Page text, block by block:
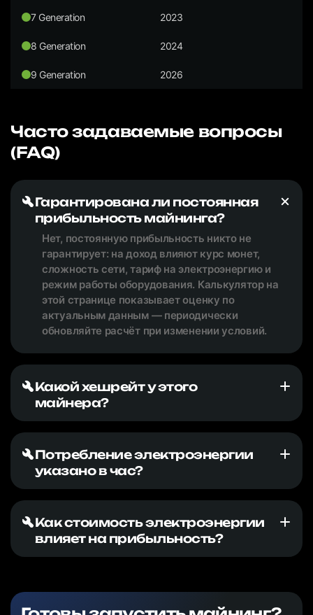
7 Generation 2023
8 Generation 2024
9 Generation 2026
Часто задаваемые вопросы
(FAQ)
Гарантирована ли постоянная
прибыльность майнинга?
Нет, постоянную прибыльность никто не
гарантирует: на доход влияют курс монет,
сложность сети, тариф на электроэнергию и
режим работы оборудования. Калькулятор на
этой странице показывает оценку по
актуальным данным — периодически
обновляйте расчёт при изменении условий.
Какой хешрейт у этого
майнера?
Потребление электроэнергии
указано в час?
Как стоимость электроэнергии
влияет на прибыльность?